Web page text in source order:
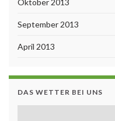
Oktober 2013
September 2013
April 2013
DAS WETTER BEI UNS